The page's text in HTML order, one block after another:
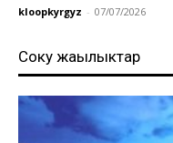
kloopkyrgyz - 07/07/2026
Соңку жаңылыктар